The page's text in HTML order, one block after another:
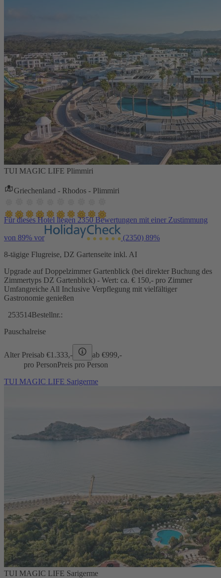
TUI MAGIC LIFE Plimmiri
Griechenland - Rhodos - Plimmiri
Für dieses Hotel liegen 2350 Bewertungen mit einer Zustimmung
von 89% vor (2350) 89%
8-tägige Flugreise, DZ Gartenseite inkl. AI
Upgrade auf Doppelzimmer Gartenblick (bei direkter Buchung des
Zimmertyps DZ Gartenblick) - Wert: ca. € 150,- pro Zimmer
Umfangreiche All Inclusive Verpflegung mit vielfältiger
Gastronomie genießen
253514Bestellnr.:
Pauschalreise
Alter Preisab €1.333,- ab €999,-
pro PersonPreis pro Person
TUI MAGIC LIFE Sarigerme
TUI MAGIC LIFE Sarigerme